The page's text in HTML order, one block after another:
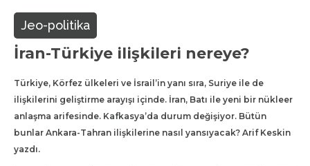
Jeo-politika
İran-Türkiye ilişkileri nereye?
Türkiye, Körfez ülkeleri ve İsrail’in yanı sıra, Suriye ile de
ilişkilerini geliştirme arayışı içinde. İran, Batı ile yeni bir nükleer
anlaşma arifesinde. Kafkasya’da durum değişiyor. Bütün
bunlar Ankara-Tahran ilişkilerine nasıl yansıyacak? Arif Keskin
yazdı.